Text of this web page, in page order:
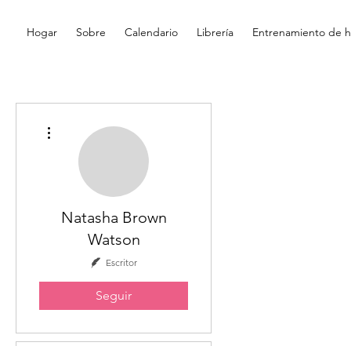
Hogar Sobre Calendario Librería Entrenamiento de
Natasha Brown
Watson
Escritor
Seguir